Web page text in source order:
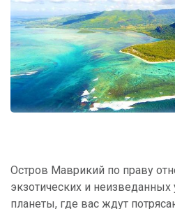
Остров Маврикий по праву
экзотических и
планеты, где вас ждут